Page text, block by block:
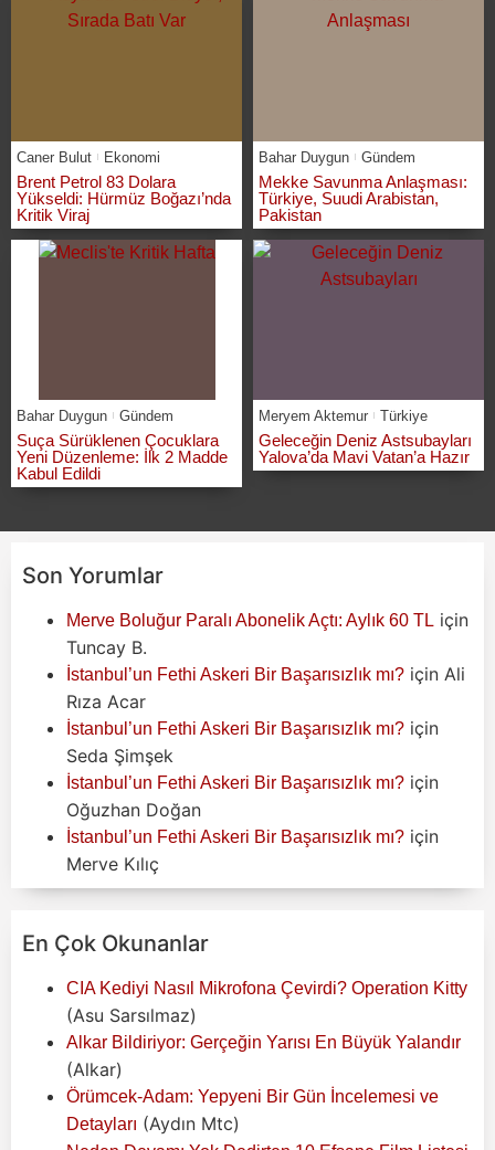
Caner Bulut Ekonomi
Brent Petrol 83 Dolara
Yükseldi: Hürmüz Boğazı’nda
Kritik Viraj
Bahar Duygun Gündem
Mekke Savunma Anlaşması:
Türkiye, Suudi Arabistan,
Pakistan
Bahar Duygun Gündem
Suça Sürüklenen Çocuklara
Yeni Düzenleme: İlk 2 Madde
Kabul Edildi
Meryem Aktemur Türkiye
Geleceğin Deniz Astsubayları
Yalova’da Mavi Vatan’a Hazır
Son Yorumlar
Merve Boluğur Paralı Abonelik Açtı: Aylık 60 TL için
Tuncay B.
İstanbul’un Fethi Askeri Bir Başarısızlık mı? için Ali
Rıza Acar
İstanbul’un Fethi Askeri Bir Başarısızlık mı? için
Seda Şimşek
İstanbul’un Fethi Askeri Bir Başarısızlık mı? için
Oğuzhan Doğan
İstanbul’un Fethi Askeri Bir Başarısızlık mı? için
Merve Kılıç
En Çok Okunanlar
CIA Kediyi Nasıl Mikrofona Çevirdi? Operation Kitty
(Asu Sarsılmaz)
Alkar Bildiriyor: Gerçeğin Yarısı En Büyük Yalandır
(Alkar)
Örümcek-Adam: Yepyeni Bir Gün İncelemesi ve
Detayları (Aydın Mtc)